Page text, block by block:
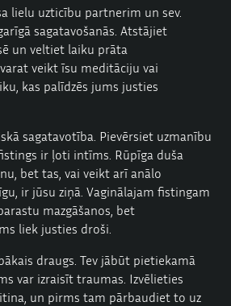
lielu uzticību partnerim un sev.
sagatavošanās. Atstājiet
un veltiet laiku prāta
veikt īsu meditāciju vai
kas palīdzēs jums justies
sagatavotība. Pievērsiet uzmanību
ir ļoti intīms. Rūpīga duša
bet tas, vai veikt arī anālo
ir jūsu ziņā. Vaginālajam fistingam
mazgāšanos, bet
liek justies droši.
draugs. Tev jābūt pietiekamā
var izraisīt traumas. Izvēlieties
un pirms tam pārbaudiet to uz